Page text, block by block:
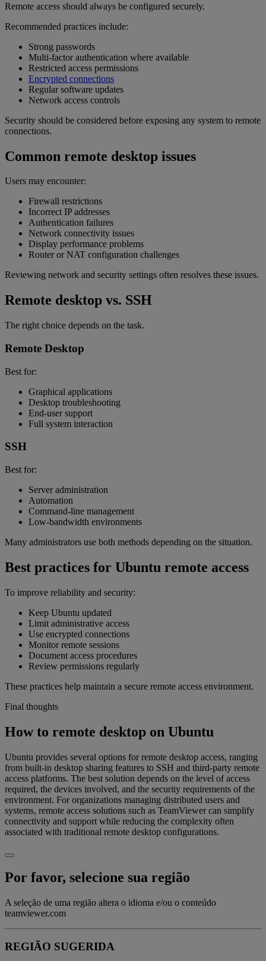
Remote access should always be configured securely.
Recommended practices include:
Strong passwords
Multi-factor authentication where available
Restricted access permissions
Encrypted connections
Regular software updates
Network access controls
Security should be considered before exposing any system to remote
connections.
Common remote desktop issues
Users may encounter:
Firewall restrictions
Incorrect IP addresses
Authentication failures
Network connectivity issues
Display performance problems
Router or NAT configuration challenges
Reviewing network and security settings often resolves these issues.
Remote desktop vs. SSH
The right choice depends on the task.
Remote Desktop
Best for:
Graphical applications
Desktop troubleshooting
End-user support
Full system interaction
SSH
Best for:
Server administration
Automation
Command-line management
Low-bandwidth environments
Many administrators use both methods depending on the situation.
Best practices for Ubuntu remote access
To improve reliability and security:
Keep Ubuntu updated
Limit administrative access
Use encrypted connections
Monitor remote sessions
Document access procedures
Review permissions regularly
These practices help maintain a secure remote access environment.
Final thoughts
How to remote desktop on Ubuntu
Ubuntu provides several options for remote desktop access, ranging
from built-in desktop sharing features to SSH and third-party remote
access platforms. The best solution depends on the level of access
required, the devices involved, and the security requirements of the
environment. For organizations managing distributed users and
systems, remote access solutions such as TeamViewer can simplify
connectivity and support while reducing the complexity often
associated with traditional remote desktop configurations.
Por favor, selecione sua região
A seleção de uma região altera o idioma e/ou o conteúdo
teamviewer.com
REGIÃO SUGERIDA